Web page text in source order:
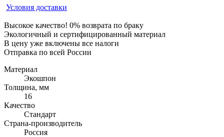
Условия доставки
Высокое качество! 0% возврата по браку
Экологичный и сертифицированный материал
В цену уже включены все налоги
Отправка по всей России
Материал
Экошпон
Толщина, мм
16
Качество
Стандарт
Страна-производитель
Россия